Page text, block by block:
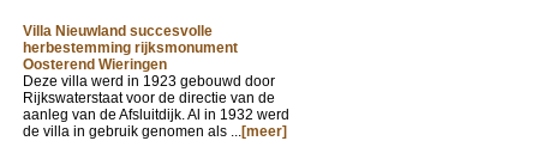
Villa Nieuwland succesvolle
herbestemming rijksmonument
Oosterend Wieringen
Deze villa werd in 1923 gebouwd door
Rijkswaterstaat voor de directie van de
aanleg van de Afsluitdijk. Al in 1932 werd
de villa in gebruik genomen als ...[meer]